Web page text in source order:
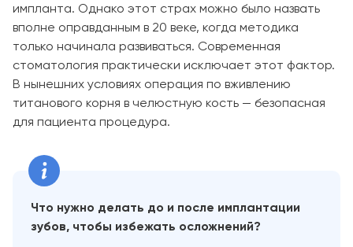
импланта. Однако этот страх можно было назвать
вполне оправданным в 20 веке, когда методика
только начинала развиваться. Современная
стоматология практически исключает этот фактор.
В нынешних условиях операция по вживлению
титанового корня в челюстную кость — безопасная
для пациента процедура.
Что нужно делать до и после имплантации
зубов, чтобы избежать осложнений?